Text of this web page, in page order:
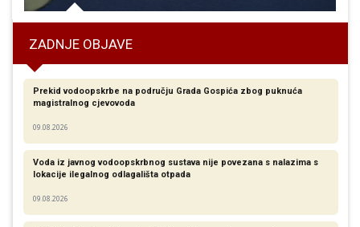
ZADNJE OBJAVE
Prekid vodoopskrbe na području Grada Gospića zbog puknuća
magistralnog cjevovoda
09.08.2026
Voda iz javnog vodoopskrbnog sustava nije povezana s nalazima s
lokacije ilegalnog odlagališta otpada
09.08.2026